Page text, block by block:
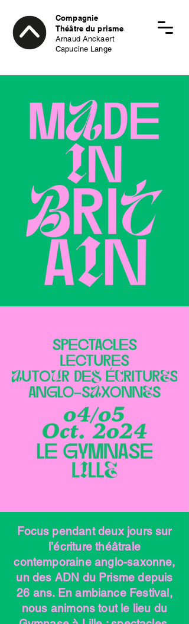
Compagnie
Théâtre du prisme
Arnaud Anckaert
Capucine Lange
Focus pendant deux jours sur
l’écriture théâtrale
contemporaine anglo-saxonne,
un des ADN du Prisme depuis
26 ans. En ambiance Festival,
nous animons tout le lieu du